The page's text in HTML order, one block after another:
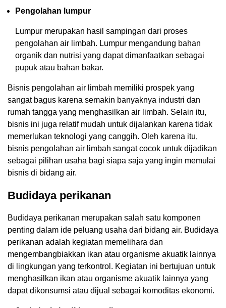
Pengolahan lumpur
Lumpur merupakan hasil sampingan dari proses
pengolahan air limbah. Lumpur mengandung bahan
organik dan nutrisi yang dapat dimanfaatkan sebagai
pupuk atau bahan bakar.
Bisnis pengolahan air limbah memiliki prospek yang
sangat bagus karena semakin banyaknya industri dan
rumah tangga yang menghasilkan air limbah. Selain itu,
bisnis ini juga relatif mudah untuk dijalankan karena tidak
memerlukan teknologi yang canggih. Oleh karena itu,
bisnis pengolahan air limbah sangat cocok untuk dijadikan
sebagai pilihan usaha bagi siapa saja yang ingin memulai
bisnis di bidang air.
Budidaya perikanan
Budidaya perikanan merupakan salah satu komponen
penting dalam ide peluang usaha dari bidang air. Budidaya
perikanan adalah kegiatan memelihara dan
mengembangbiakkan ikan atau organisme akuatik lainnya
di lingkungan yang terkontrol. Kegiatan ini bertujuan untuk
menghasilkan ikan atau organisme akuatik lainnya yang
dapat dikonsumsi atau dijual sebagai komoditas ekonomi.